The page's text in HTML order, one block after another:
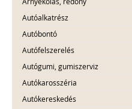
Autóalkatrész
Autóbontó
Autófelszerelés
Autógumi, gumiszerviz
Autókarosszéria
Autókereskedés